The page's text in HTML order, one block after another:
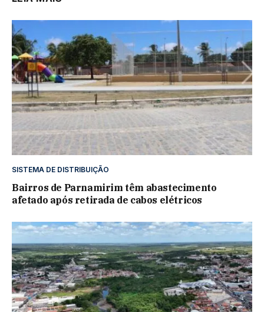
SISTEMA DE DISTRIBUIÇÃO
Bairros de Parnamirim têm abastecimento
afetado após retirada de cabos elétricos